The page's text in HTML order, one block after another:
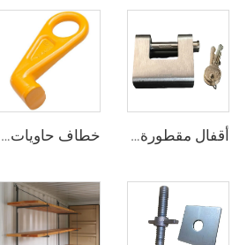
أقفال مقطورة حاويات الشحن البحري شديدة التحمل من Squire، أقفال أمان عالية الأمان، مقاس قفل للحاويات خطاف حاويات المصنع من النوع المستقيم الأيسر/الأيمن مصنوع من سبائك الفولاذ لرفع الحاويات